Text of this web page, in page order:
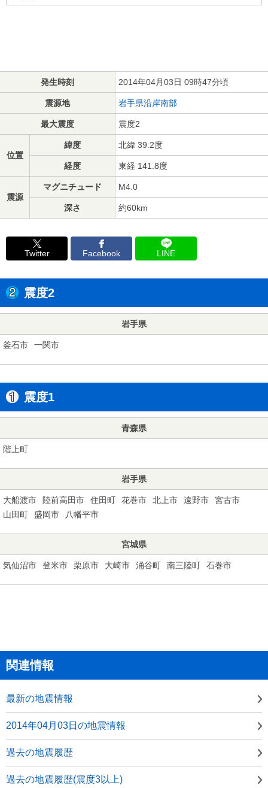
発生時刻 2014年04月03日 09時47分頃
震源地 岩手県沿岸南部
最大震度 震度2
位置
緯度 北緯 39.2度
経度 東経 141.8度
震源
マグニチュード M4.0
深さ 約60km
Twitter Facebook LINE
震度2
岩手県
釜石市 一関市
震度1
青森県
階上町
岩手県
大船渡市 陸前高田市 住田町 花巻市 北上市 遠野市
宮古市
山田町
盛岡市 八幡平市
宮城県
気仙沼市 登米市 栗原市 大崎市 涌谷町 南三陸町 石巻市
関連情報
最新の地震情報
2014年04月03日の地震情報
過去の地震履歴
過去の地震履歴(震度3以上)